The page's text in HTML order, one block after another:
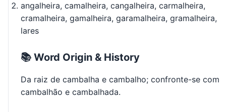
angalheira, camalheira, cangalheira, carmalheira,
cramalheira, gamalheira, garamalheira, gramalheira,
lares
📚 Word Origin & History
Da raiz de cambalha e cambalho; confronte-se com
cambalhão e cambalhada.